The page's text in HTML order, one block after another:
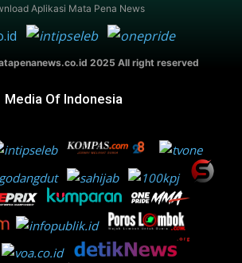
Aplikasi Mata Pena News
2025 All right reserved
Media Of Indonesia